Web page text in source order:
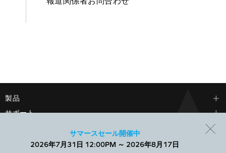
当社では、Webサイトでのエクスペリエンスを向上させ、パーソ
サマースセール開催中
2026年7月31日 12:00PM ～ 2026年8月17日
製品
サポート